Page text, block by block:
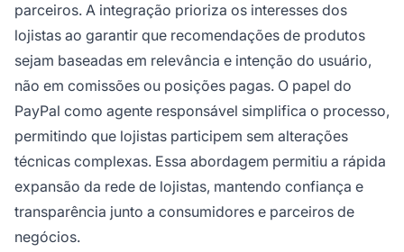
parceiros. A integração prioriza os interesses dos
lojistas ao garantir que recomendações de produtos
sejam baseadas em relevância e intenção do usuário,
não em comissões ou posições pagas. O papel do
PayPal como agente responsável simplifica o processo,
permitindo que lojistas participem sem alterações
técnicas complexas. Essa abordagem permitiu a rápida
expansão da rede de lojistas, mantendo confiança e
transparência junto a consumidores e parceiros de
negócios.